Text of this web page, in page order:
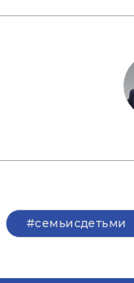
#семьисдетьми